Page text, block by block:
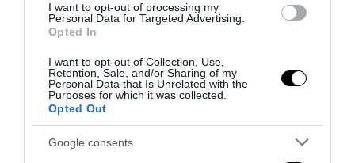
I want to opt-out of processing my
Personal Data for Targeted Advertising.
Opted In
I want to opt-out of Collection, Use,
Retention, Sale, and/or Sharing of my
Personal Data that Is Unrelated with the
Purposes for which it was collected.
Opted Out
Google consents